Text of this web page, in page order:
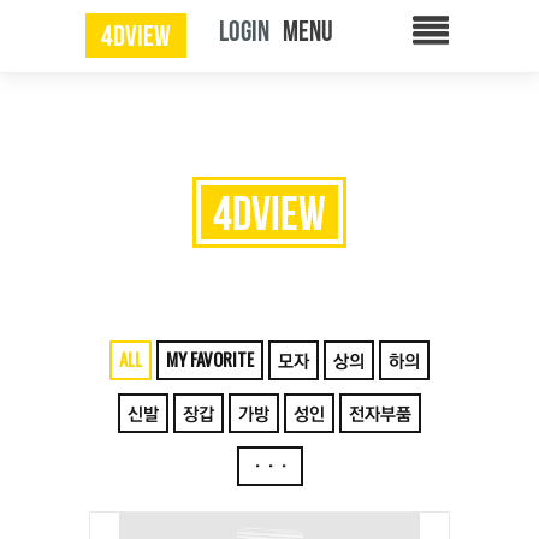
4DVIEW LOGIN
4DVIEW
ALL MY FAVORITE 모자 상의
하의
신발
장갑 가방 성인
전자부품
···